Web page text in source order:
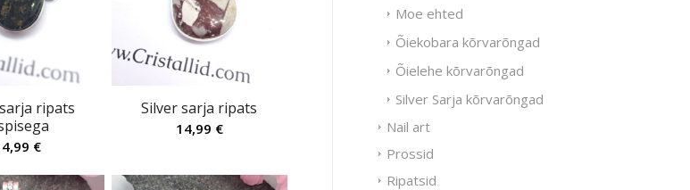
ripats
€
Silver sarja ripats
14,99 €
Moe ehted
Õiekobara kõrvarõngad
Õielehe kõrvarõngad
Silver Sarja kõrvarõngad
Nail art
Prossid
Ripatsid